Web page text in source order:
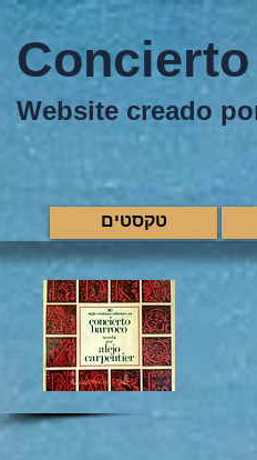
Website creado
טקסטים